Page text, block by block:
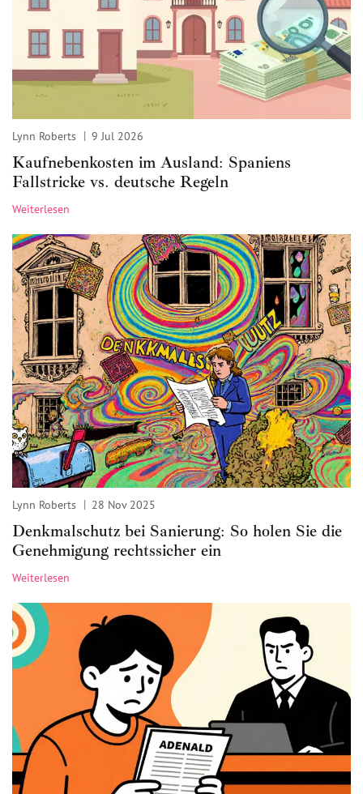
Lynn Roberts 9 Jul 2026
Kaufnebenkosten im Ausland: Spaniens
Fallstricke vs. deutsche Regeln
Weiterlesen
Lynn Roberts 28 Nov 2025
Denkmalschutz bei Sanierung: So holen Sie die
Genehmigung rechtssicher ein
Weiterlesen